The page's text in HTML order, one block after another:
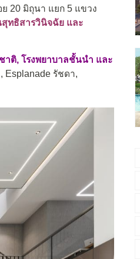
20 มิถุนา แยก 5 แขวง
ทธิสารวินิจฉัย และ
าติ, โรงพยาบาลชั้นนำ และ
Esplanade รัชดา,